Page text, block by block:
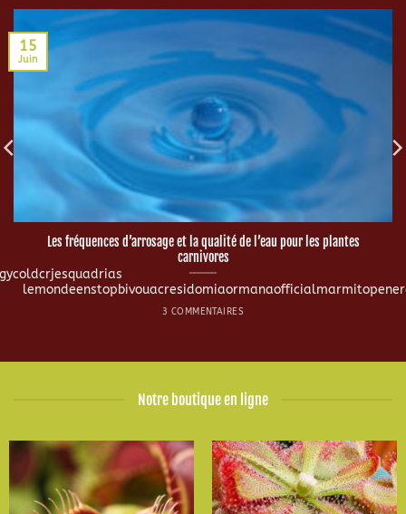
Les fréquences d’arrosage et la qualité de l’eau pour les plantes
carnivores
3 COMMENTAIRES
15
Juin
Notre boutique en ligne